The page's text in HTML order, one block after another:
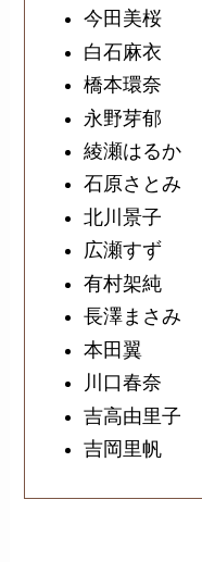
今田美桜
白石麻衣
橋本環奈
永野芽郁
綾瀬はるか
石原さとみ
北川景子
広瀬すず
有村架純
長澤まさみ
本田翼
川口春奈
吉高由里子
吉岡里帆